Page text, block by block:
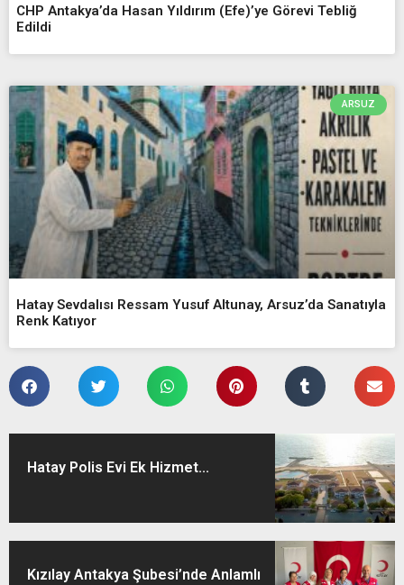
CHP Antakya’da Hasan Yıldırım (Efe)’ye Görevi Tebliğ
Edildi
ARSUZ
Hatay Sevdalısı Ressam Yusuf Altunay, Arsuz’da Sanatıyla
Renk Katıyor
Hatay Polis Evi Ek Hizmet...
Kızılay Antakya Şubesi’nde Anlamlı